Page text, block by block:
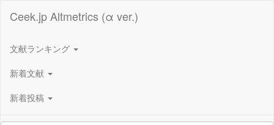
Ceek.jp Altmetrics (α ver.)
文献ランキング
新着文献
新着投稿